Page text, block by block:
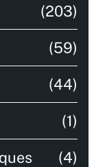
(203)
(59)
(44)
(1)
(4)